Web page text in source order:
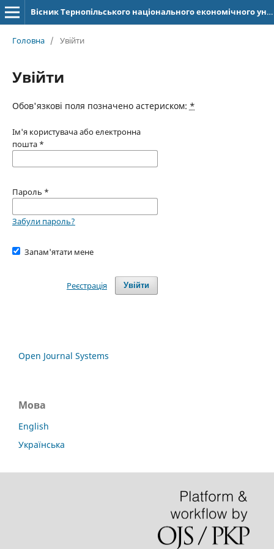
Вісник Тернопільського національного економічного університету
Головна / Увійти
Увійти
Обов'язкові поля позначено астериском: *
Ім'я користувача або електронна
пошта *
Пароль *
Забули пароль?
Запам'ятати мене
Увійти
Реєстрація
Open Journal Systems
Мова
English
Українська